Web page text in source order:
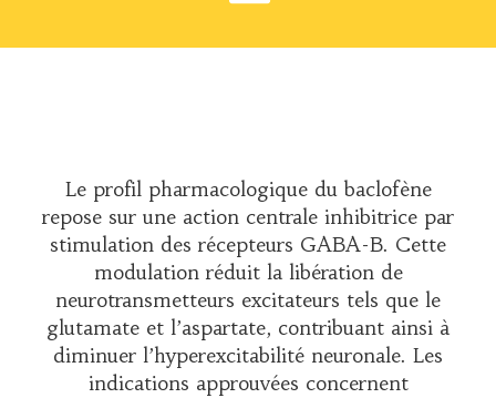
Le profil pharmacologique du baclofène
repose sur une action centrale inhibitrice par
stimulation des récepteurs GABA-B. Cette
modulation réduit la libération de
neurotransmetteurs excitateurs tels que le
glutamate et l’aspartate, contribuant ainsi à
diminuer l’hyperexcitabilité neuronale. Les
indications approuvées concernent